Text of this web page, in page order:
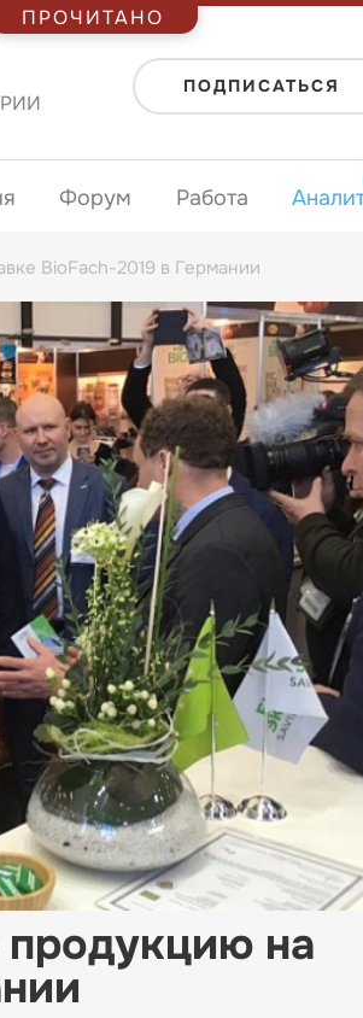
ПОДПИСАТЬСЯ
Форум Работа
BioFach-2019 в Германии
на
ПРОЧИТАНО